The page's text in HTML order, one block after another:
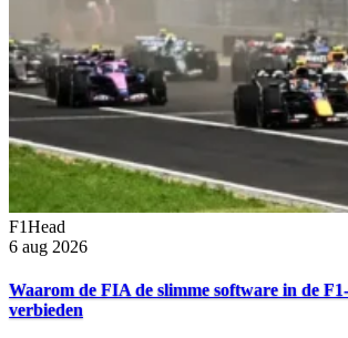
F1Head
6 aug 2026
Waarom de FIA de slimme software in de
verbieden